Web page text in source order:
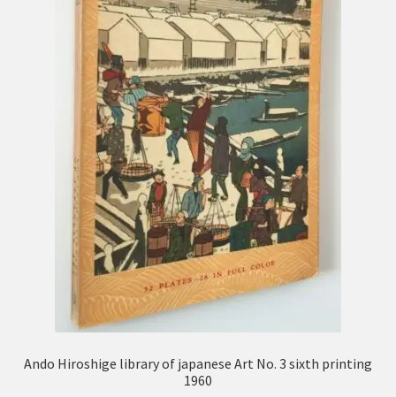
Ando Hiroshige library of japanese Art No. 3 sixth printing
1960